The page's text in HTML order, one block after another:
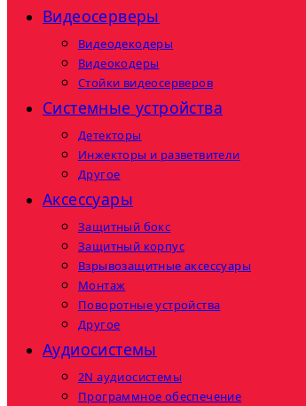
Видеосерверы
Видеодекодеры
Видеокодеры
Стойки видеосерверов
Системные устройства
Детекторы
Инжекторы и разветвители
Другое
Аксессуары
Защитный бокс
Защитный корпус
Взрывозащитные аксессуары
Монтаж
Поворотные устройства
Другое
Аудиосистемы
2N аудиосистемы
Программное обеспечение